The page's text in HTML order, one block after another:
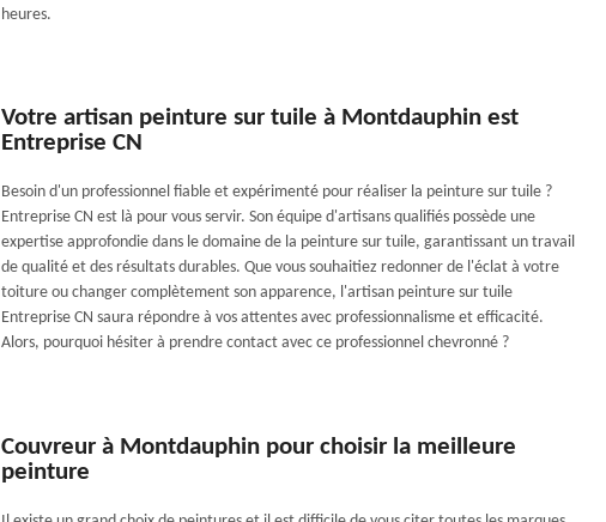
heures.
Votre artisan peinture sur tuile à Montdauphin est
Entreprise CN
Besoin d'un professionnel fiable et expérimenté pour réaliser la peinture sur tuile ?
Entreprise CN est là pour vous servir. Son équipe d'artisans qualifiés possède une
expertise approfondie dans le domaine de la peinture sur tuile, garantissant un travail
de qualité et des résultats durables. Que vous souhaitiez redonner de l'éclat à votre
toiture ou changer complètement son apparence, l'artisan peinture sur tuile
Entreprise CN saura répondre à vos attentes avec professionnalisme et efficacité.
Alors, pourquoi hésiter à prendre contact avec ce professionnel chevronné ?
Couvreur à Montdauphin pour choisir la meilleure
peinture